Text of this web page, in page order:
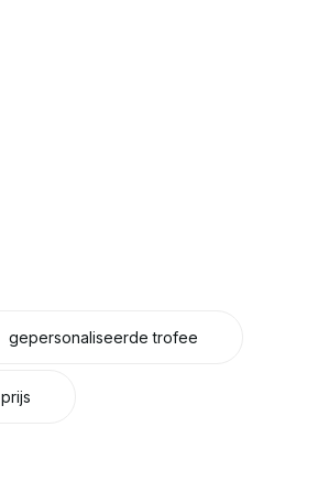
gepersonaliseerde trofee
prijs